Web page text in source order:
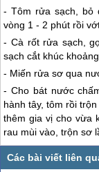
- Tôm rửa sạch, bỏ
vòng 1 - 2 phút rồi
- Cà rốt rửa sạch,
sạch cắt khúc
- Miến rửa sơ qua
- Cho bát nước
hành tây, tôm rồi
thêm gia vị cho vừa
rau mùi vào, trộn sơ